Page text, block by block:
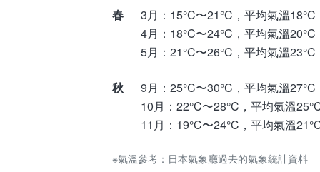
春
3月：15°C〜21°C，平均氣溫18°C
4月：18°C〜24°C，平均氣溫20°C
5月：21°C〜26°C，平均氣溫23°C
秋
9月：25°C〜30°C，平均氣溫27°C
10月：22°C〜28°C，平均氣溫
11月：19°C〜24°C，平均氣溫
※氣溫參考：日本氣象廳過去的氣象統計資料